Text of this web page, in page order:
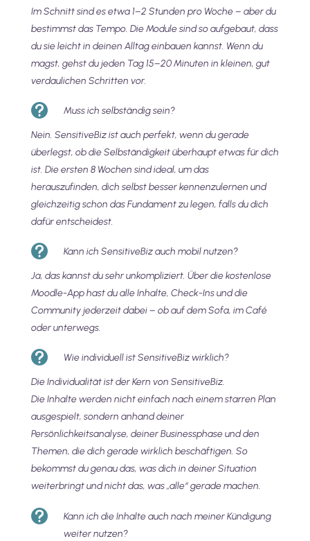
Im Schnitt sind es etwa 1–2 Stunden pro Woche – aber du
bestimmst das Tempo. Die Module sind so aufgebaut, dass
du sie leicht in deinen Alltag einbauen kannst. Wenn du
magst, gehst du jeden Tag 15–20 Minuten in kleinen, gut
verdaulichen Schritten vor.
 Muss ich selbständig sein?
Nein. SensitiveBiz ist auch perfekt, wenn du gerade
überlegst, ob die Selbständigkeit überhaupt etwas für dich
ist. Die ersten 8 Wochen sind ideal, um das
herauszufinden, dich selbst besser kennenzulernen und
gleichzeitig schon das Fundament zu legen, falls du dich
dafür entscheidest.
 Kann ich SensitiveBiz auch mobil nutzen?
Ja, das kannst du sehr unkompliziert. Über die kostenlose
Moodle-App hast du alle Inhalte, Check-Ins und die
Community jederzeit dabei – ob auf dem Sofa, im Café
oder unterwegs.
 Wie individuell ist SensitiveBiz wirklich?
Die Individualität ist der Kern von SensitiveBiz.
Die Inhalte werden nicht einfach nach einem starren Plan
ausgespielt, sondern anhand deiner
Persönlichkeitsanalyse, deiner Businessphase und den
Themen, die dich gerade wirklich beschäftigen. So
bekommst du genau das, was dich in deiner Situation
weiterbringt und nicht das, was „alle“ gerade machen.

Kann ich die Inhalte auch nach meiner Kündigung
weiter nutzen?